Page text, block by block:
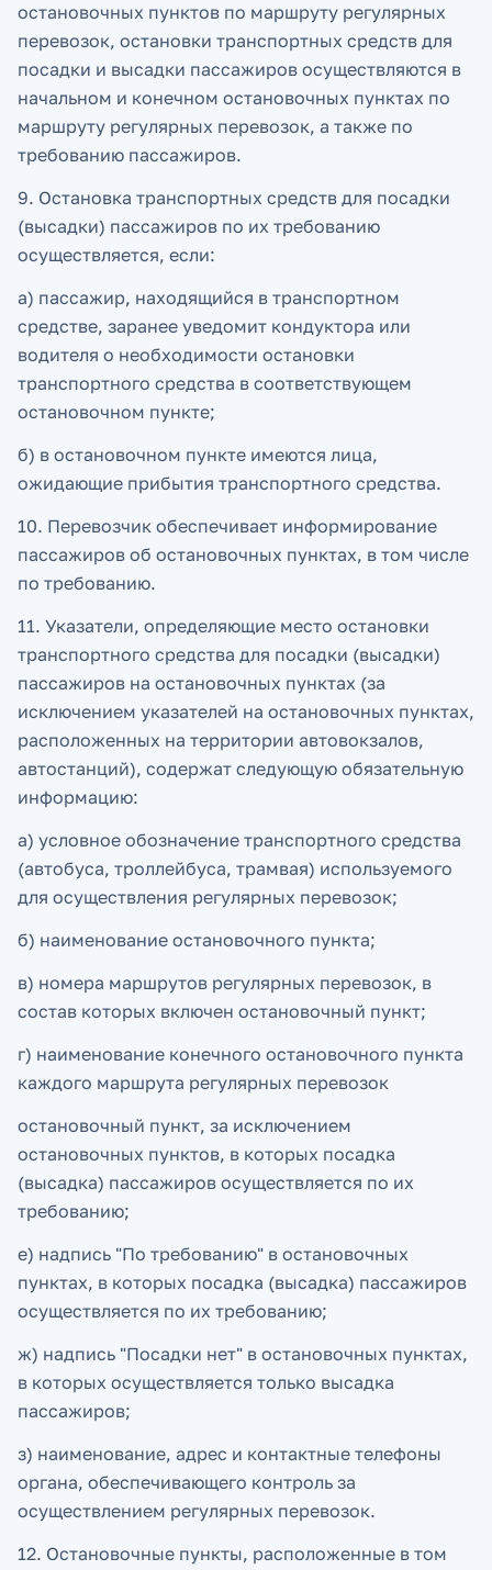
остановочных пунктов по маршруту регулярных
перевозок, остановки транспортных средств для
посадки и высадки пассажиров осуществляются в
начальном и конечном остановочных пунктах по
маршруту регулярных перевозок, а также по
требованию пассажиров.
9. Остановка транспортных средств для посадки
(высадки) пассажиров по их требованию
осуществляется, если:
а) пассажир, находящийся в транспортном
средстве, заранее уведомит кондуктора или
водителя о необходимости остановки
транспортного средства в соответствующем
остановочном пункте;
б) в остановочном пункте имеются лица,
ожидающие прибытия транспортного средства.
10. Перевозчик обеспечивает информирование
пассажиров об остановочных пунктах, в том числе
по требованию.
11. Указатели, определяющие место остановки
транспортного средства для посадки (высадки)
пассажиров на остановочных пунктах (за
исключением указателей на остановочных пунктах,
расположенных на территории автовокзалов,
автостанций), содержат следующую обязательную
информацию:
а) условное обозначение транспортного средства
(автобуса, троллейбуса, трамвая) используемого
для осуществления регулярных перевозок;
б) наименование остановочного пункта;
в) номера маршрутов регулярных перевозок, в
состав которых включен остановочный пункт;
г) наименование конечного остановочного пункта
каждого маршрута регулярных перевозок
остановочный пункт, за исключением
остановочных пунктов, в которых посадка
(высадка) пассажиров осуществляется по их
требованию;
е) надпись "По требованию" в остановочных
пунктах, в которых посадка (высадка) пассажиров
осуществляется по их требованию;
ж) надпись "Посадки нет" в остановочных пунктах,
в которых осуществляется только высадка
пассажиров;
з) наименование, адрес и контактные телефоны
органа, обеспечивающего контроль за
осуществлением регулярных перевозок.
12. Остановочные пункты, расположенные в том